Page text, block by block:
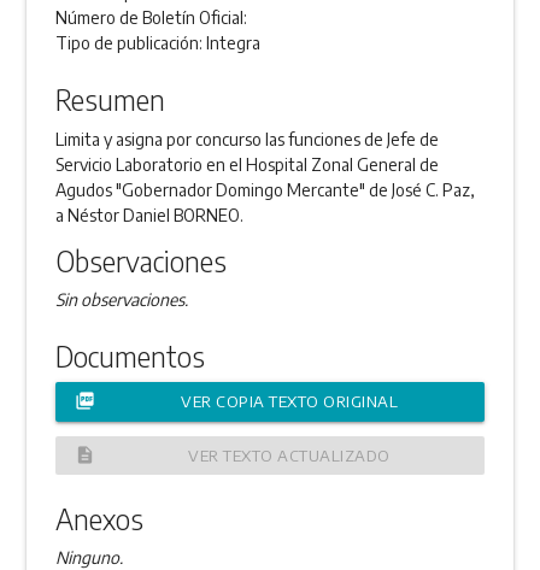
Número de Boletín Oficial:
Tipo de publicación:Integra
Resumen
Limita y asigna por concurso las funciones de Jefe de
Servicio Laboratorio en el Hospital Zonal General de
Agudos "Gobernador Domingo Mercante" de José C. Paz,
a Néstor Daniel BORNEO.
Observaciones
Sin observaciones.
Documentos
picture_as_pdf VER COPIA TEXTO ORIGINAL
description VER TEXTO ACTUALIZADO
Anexos
Ninguno.